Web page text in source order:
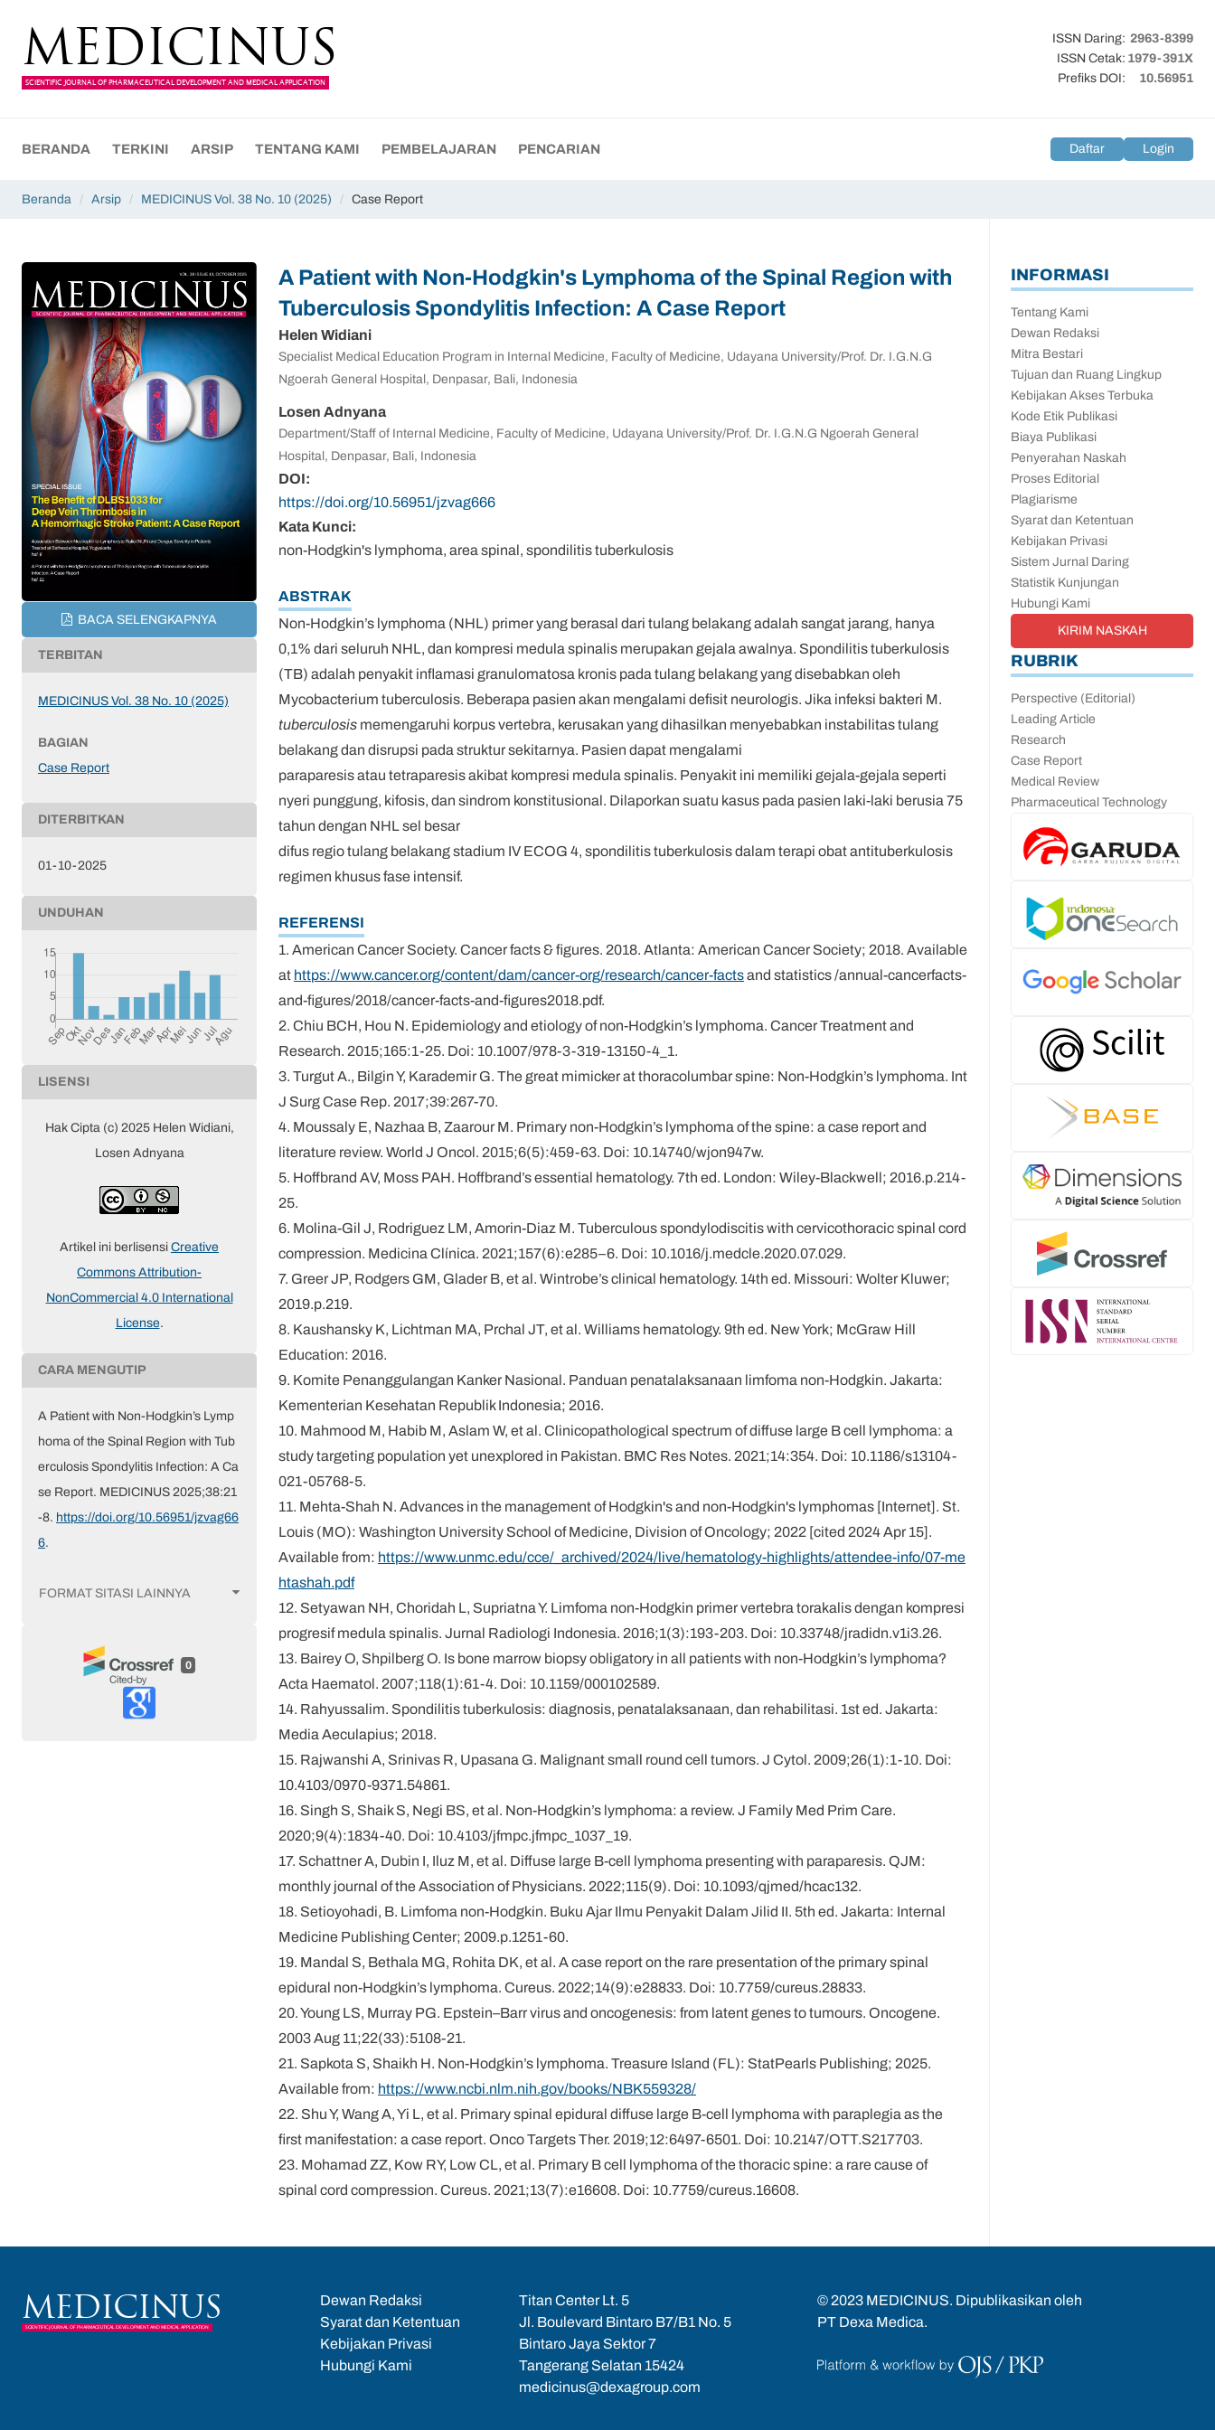
MEDICINUS
SCIENTIFIC JOURNAL OF PHARMACEUTICAL DEVELOPMENT AND MEDICAL APPLICATION
BERANDA TERKINI ARSIP TENTANG KAMI PEMBELAJARAN PENCARIAN Daftar Login
ISSN Daring: 2963-8399
ISSN Cetak:1979-391X
Prefiks DOI:
10.56951
Beranda / Arsip / MEDICINUS Vol. 38 No. 10 (2025) / Case Report
A Patient with Non-Hodgkin's Lymphoma of the Spinal Region with
Tuberculosis Spondylitis Infection: A Case Report
Helen Widiani
Specialist Medical Education Program in Internal Medicine, Faculty of Medicine, Udayana University/Prof. Dr. I.G.N.G
Ngoerah General Hospital, Denpasar, Bali, Indonesia
Losen Adnyana
Department/Staff of Internal Medicine, Faculty of Medicine, Udayana University/Prof. Dr. I.G.N.G Ngoerah General
Hospital, Denpasar, Bali, Indonesia
DOI:
https://doi.org/10.56951/jzvag666
Kata Kunci:
non-Hodgkin's lymphoma, area spinal, spondilitis tuberkulosis
ABSTRAK
Non-Hodgkin’s lymphoma (NHL) primer yang berasal dari tulang belakang adalah sangat jarang, hanya
0,1% dari seluruh NHL, dan kompresi medula spinalis merupakan gejala awalnya. Spondilitis tuberkulosis
(TB) adalah penyakit inflamasi granulomatosa kronis pada tulang belakang yang disebabkan oleh
Mycobacterium tuberculosis. Beberapa pasien akan mengalami defisit neurologis. Jika infeksi bakteri M.
tuberculosismemengaruhi korpus vertebra, kerusakan yang dihasilkan menyebabkan instabilitas tulang
belakang dan disrupsi pada struktur sekitarnya. Pasien dapat mengalami
paraparesis atau tetraparesis akibat kompresi medula spinalis. Penyakit ini memiliki gejala-gejala seperti
nyeri punggung, kifosis, dan sindrom konstitusional. Dilaporkan suatu kasus pada pasien laki-laki berusia 75
tahun dengan NHL sel besar
difus regio tulang belakang stadium IV ECOG 4, spondilitis tuberkulosis dalam terapi obat antituberkulosis
regimen khusus fase intensif.
REFERENSI
1. American Cancer Society. Cancer facts & figures. 2018. Atlanta: American Cancer Society; 2018. Available
athttps://www.cancer.org/content/dam/cancer-org/research/cancer-factsand statistics /annual-cancerfacts-
and-figures/2018/cancer-facts-and-figures2018.pdf.
2. Chiu BCH, Hou N. Epidemiology and etiology of non-Hodgkin’s lymphoma. Cancer Treatment and
Research. 2015;165:1-25. Doi: 10.1007/978-3-319-13150-4_1.
3. Turgut A., Bilgin Y, Karademir G. The great mimicker at thoracolumbar spine: Non-Hodgkin’s lymphoma. Int
J Surg Case Rep. 2017;39:267-70.
4. Moussaly E, Nazhaa B, Zaarour M. Primary non-Hodgkin’s lymphoma of the spine: a case report and
literature review. World J Oncol. 2015;6(5):459-63. Doi: 10.14740/wjon947w.
5. Hoffbrand AV, Moss PAH. Hoffbrand’s essential hematology. 7th ed. London: Wiley-Blackwell; 2016.p.214-
25.
6. Molina-Gil J, Rodriguez LM, Amorin-Diaz M. Tuberculous spondylodiscitis with cervicothoracic spinal cord
compression. Medicina Clínica. 2021;157(6):e285–6. Doi: 10.1016/j.medcle.2020.07.029.
7. Greer JP, Rodgers GM, Glader B, et al. Wintrobe’s clinical hematology. 14th ed. Missouri: Wolter Kluwer;
2019.p.219.
8. Kaushansky K, Lichtman MA, Prchal JT, et al. Williams hematology. 9th ed. New York; McGraw Hill
Education: 2016.
9. Komite Penanggulangan Kanker Nasional. Panduan penatalaksanaan limfoma non-Hodgkin. Jakarta:
Kementerian Kesehatan Republik Indonesia; 2016.
10. Mahmood M, Habib M, Aslam W, et al. Clinicopathological spectrum of diffuse large B cell lymphoma: a
study targeting population yet unexplored in Pakistan. BMC Res Notes. 2021;14:354. Doi: 10.1186/s13104-
021-05768-5.
11. Mehta-Shah N. Advances in the management of Hodgkin's and non-Hodgkin's lymphomas [Internet]. St.
Louis (MO): Washington University School of Medicine, Division of Oncology; 2022 [cited 2024 Apr 15].
Available from: https://www.unmc.edu/cce/_archived/2024/live/hematology-highlights/attendee-info/07-me
htashah.pdf
12. Setyawan NH, Choridah L, Supriatna Y. Limfoma non-Hodgkin primer vertebra torakalis dengan kompresi
progresif medula spinalis. Jurnal Radiologi Indonesia. 2016;1(3):193-203. Doi: 10.33748/jradidn.v1i3.26.
13. Bairey O, Shpilberg O. Is bone marrow biopsy obligatory in all patients with non-Hodgkin’s lymphoma?
Acta Haematol. 2007;118(1):61-4. Doi: 10.1159/000102589.
14. Rahyussalim. Spondilitis tuberkulosis: diagnosis, penatalaksanaan, dan rehabilitasi. 1st ed. Jakarta:
Media Aeculapius; 2018.
15. Rajwanshi A, Srinivas R, Upasana G. Malignant small round cell tumors. J Cytol. 2009;26(1):1-10. Doi:
10.4103/0970-9371.54861.
16. Singh S, Shaik S, Negi BS, et al. Non-Hodgkin’s lymphoma: a review. J Family Med Prim Care.
2020;9(4):1834-40. Doi: 10.4103/jfmpc.jfmpc_1037_19.
17. Schattner A, Dubin I, Iluz M, et al. Diffuse large B-cell lymphoma presenting with paraparesis. QJM:
monthly journal of the Association of Physicians. 2022;115(9). Doi: 10.1093/qjmed/hcac132.
18. Setioyohadi, B. Limfoma non-Hodgkin. Buku Ajar Ilmu Penyakit Dalam Jilid II. 5th ed. Jakarta: Internal
Medicine Publishing Center; 2009.p.1251-60.
19. Mandal S, Bethala MG, Rohita DK, et al. A case report on the rare presentation of the primary spinal
epidural non-Hodgkin’s lymphoma. Cureus. 2022;14(9):e28833. Doi: 10.7759/cureus.28833.
20. Young LS, Murray PG. Epstein–Barr virus and oncogenesis: from latent genes to tumours. Oncogene.
2003 Aug 11;22(33):5108-21.
21. Sapkota S, Shaikh H. Non-Hodgkin’s lymphoma. Treasure Island (FL): StatPearls Publishing; 2025.
Available from: https://www.ncbi.nlm.nih.gov/books/NBK559328/
22. Shu Y, Wang A, Yi L, et al. Primary spinal epidural diffuse large B-cell lymphoma with paraplegia as the
first manifestation: a case report. Onco Targets Ther. 2019;12:6497-6501. Doi: 10.2147/OTT.S217703.
23. Mohamad ZZ, Kow RY, Low CL, et al. Primary B cell lymphoma of the thoracic spine: a rare cause of
spinal cord compression. Cureus. 2021;13(7):e16608. Doi: 10.7759/cureus.16608.
BACA SELENGKAPNYA
TERBITAN
MEDICINUS Vol. 38 No. 10 (2025)
BAGIAN
Case Report
DITERBITKAN
01-10-2025
UNDUHAN
LISENSI
Hak Cipta (c) 2025 Helen Widiani,
Losen Adnyana
Artikel ini berlisensiCreative
Commons Attribution-
NonCommercial 4.0 International
License.
CARA MENGUTIP
A Patient with Non-Hodgkin’s Lymp
homa of the Spinal Region with Tub
erculosis Spondylitis Infection: A Ca
se Report. MEDICINUS 2025;38:21
-8.https://doi.org/10.56951/jzvag66
6.
FORMAT SITASI LAINNYA
0
INFORMASI
Tentang Kami
Dewan Redaksi
Mitra Bestari
Tujuan dan Ruang Lingkup
Kebijakan Akses Terbuka
Kode Etik Publikasi
Biaya Publikasi
Penyerahan Naskah
Proses Editorial
Plagiarisme
Syarat dan Ketentuan
Kebijakan Privasi
Sistem Jurnal Daring
Statistik Kunjungan
Hubungi Kami
KIRIM NASKAH
RUBRIK
Perspective (Editorial)
Leading Article
Research
Case Report
Medical Review
Pharmaceutical Technology
MEDICINUS
SCIENTIFIC JOURNAL OF PHARMACEUTICAL DEVELOPMENT AND MEDICAL APPLICATION
Dewan Redaksi
Syarat dan Ketentuan
Kebijakan Privasi
Hubungi Kami
Titan Center Lt. 5
Jl. Boulevard Bintaro B7/B1 No. 5
Bintaro Jaya Sektor 7
Tangerang Selatan 15424
medicinus@dexagroup.com
© 2023 MEDICINUS. Dipublikasikan oleh
PT Dexa Medica.